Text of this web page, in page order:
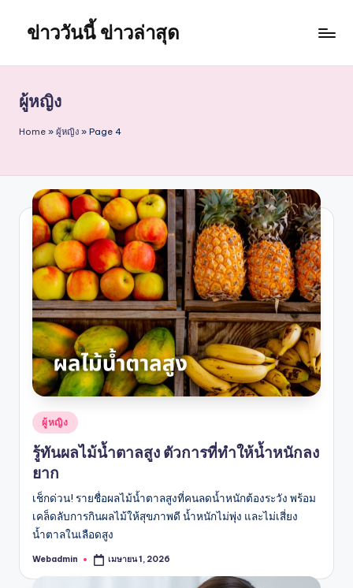
content
ข่าววันนี้ ข่าวล่าสุด
ผู้หญิง
Home » ผู้หญิง » Page 4
Posted
in
ผู้หญิง
รู้ทันผลไม้น้ำตาลสูง ตัวการที่ทำให้น้ำหนักลง
ยาก
เช็กด่วน! รายชื่อผลไม้น้ำตาลสูงที่คนลดน้ำหนักต้องระวัง พร้อม
เคล็ดลับการกินผลไม้ให้สุขภาพดี น้ำหนักไม่พุ่ง และไม่เสี่ยง
น้ำตาลในเลือดสูง
Posted
Webadmin เมษายน 1, 2026